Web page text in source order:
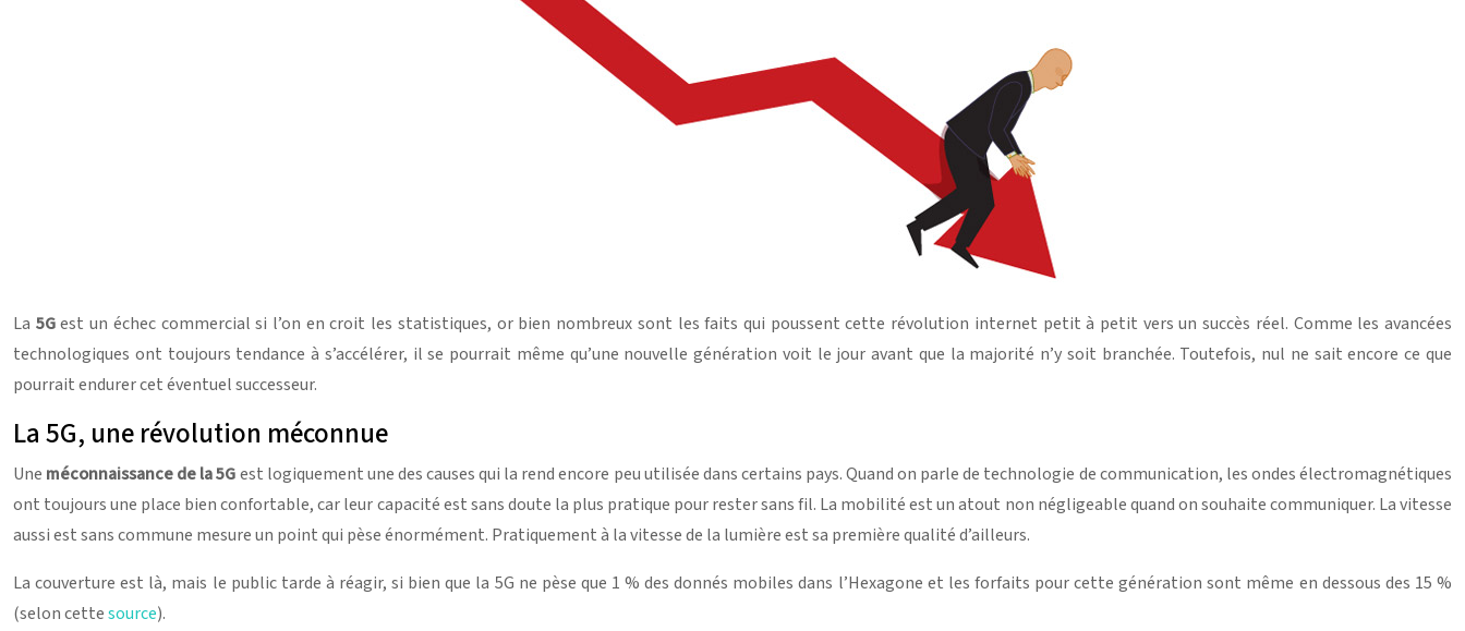
La 5Gest un échec commercial si l’on en croit les statistiques, or bien nombreux sont les faits qui poussent cette révolution internet petit à petit vers un succès réel. Comme les avancées
technologiques ont toujours tendance à s’accélérer, il se pourrait même qu’une nouvelle génération voit le jour avant que la majorité n’y soit branchée. Toutefois, nul ne sait encore ce que
pourrait endurer cet éventuel successeur.
La 5G, une révolution méconnue
Une méconnaissance de la5Gest logiquement une des causes qui la rend encore peu utilisée dans certains pays. Quand on parle de technologie de communication, les ondes électromagnétiques
ont toujours une place bien confortable, car leur capacité est sans doute la plus pratique pour rester sans fil. La mobilité est un atout non négligeable quand on souhaite communiquer. La vitesse
aussi est sans commune mesure un point qui pèse énormément. Pratiquement à la vitesse de la lumière est sa première qualité d’ailleurs.
La couverture est là, mais le public tarde à réagir, si bien que la 5G ne pèse que 1 % des donnés mobiles dans l’Hexagone et les forfaits pour cette génération sont même en dessous des 15 %
(selon cettesource).